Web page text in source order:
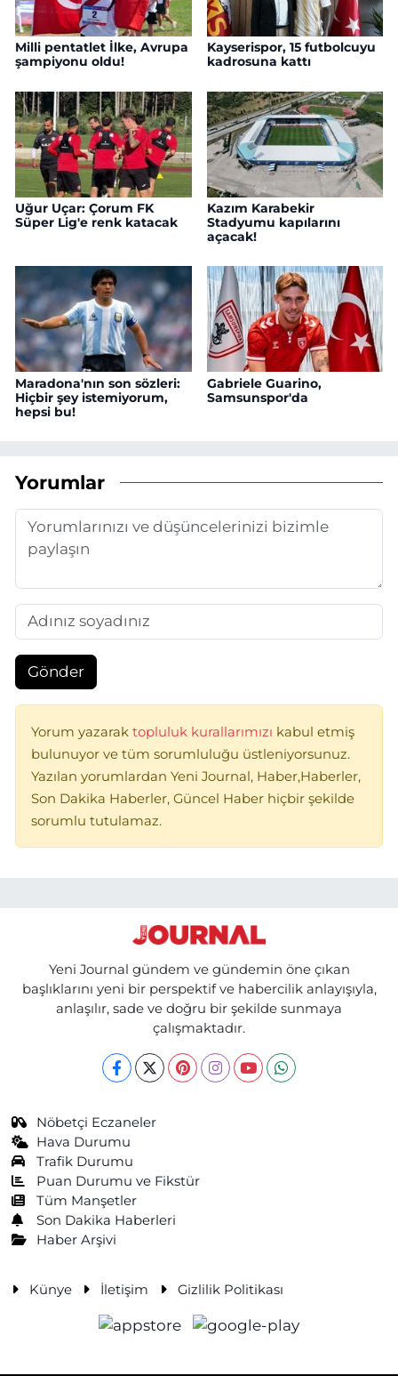
Milli pentatlet İlke, Avrupa
şampiyonu oldu!
Kayserispor, 15 futbolcuyu
kadrosuna kattı
Uğur Uçar: Çorum FK
Süper Lig'e renk katacak
Kazım Karabekir
Stadyumu kapılarını
açacak!
Maradona'nın son sözleri:
Hiçbir şey istemiyorum,
hepsi bu!
Gabriele Guarino,
Samsunspor'da
Yorumlar
Gönder
Yorum yazarak topluluk kurallarımızı kabul etmiş
bulunuyor ve tüm sorumluluğu üstleniyorsunuz.
Yazılan yorumlardan Yeni Journal, Haber,Haberler,
Son Dakika Haberler, Güncel Haber hiçbir şekilde
sorumlu tutulamaz.
Yeni Journal gündem ve gündemin öne çıkan
başlıklarını yeni bir perspektif ve habercilik anlayışıyla,
anlaşılır, sade ve doğru bir şekilde sunmaya
çalışmaktadır.
Nöbetçi Eczaneler
Hava Durumu
Trafik Durumu
Puan Durumu ve Fikstür
Tüm Manşetler
Son Dakika Haberleri
Haber Arşivi
Künye İletişim Gizlilik Politikası